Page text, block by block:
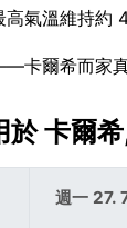
氣溫維持約
卡爾希而家真
於 卡爾
週一 27.